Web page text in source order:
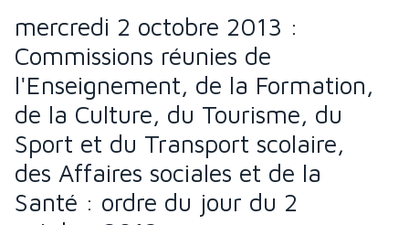
mercredi 2 octobre 2013 :
Commissions réunies de
l'Enseignement, de la Formation,
de la Culture, du Tourisme, du
Sport et du Transport scolaire,
des Affaires sociales et de la
Santé : ordre du jour du 2